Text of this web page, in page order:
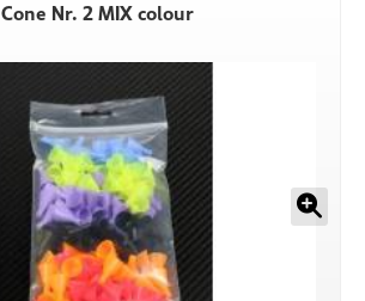
Cone Nr. 2 MIX colour